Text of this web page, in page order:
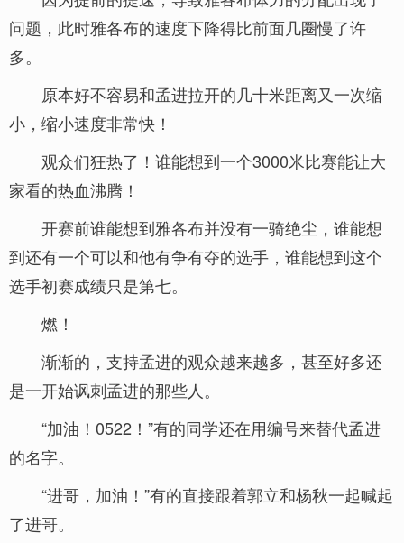
问题，此时雅各布的速度下降得比前面几圈慢了许
多。
原本好不容易和孟进拉开的几十米距离又一次缩
小，缩小速度非常快！
观众们狂热了！谁能想到一个3000米比赛能让大
家看的热血沸腾！
开赛前谁能想到雅各布并没有一骑绝尘，谁能想
到还有一个可以和他有争有夺的选手，谁能想到这个
选手初赛成绩只是第七。
燃！
渐渐的，支持孟进的观众越来越多，甚至好多还
是一开始讽刺孟进的那些人。
“加油！0522！”有的同学还在用编号来替代孟进
的名字。
“进哥，加油！”有的直接跟着郭立和杨秋一起喊起
了进哥。